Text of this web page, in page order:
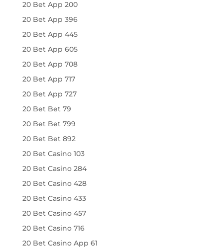
20 Bet App 200
20 Bet App 396
20 Bet App 445
20 Bet App 605
20 Bet App 708
20 Bet App 717
20 Bet App 727
20 Bet Bet 79
20 Bet Bet 799
20 Bet Bet 892
20 Bet Casino 103
20 Bet Casino 284
20 Bet Casino 428
20 Bet Casino 433
20 Bet Casino 457
20 Bet Casino 716
20 Bet Casino App 61